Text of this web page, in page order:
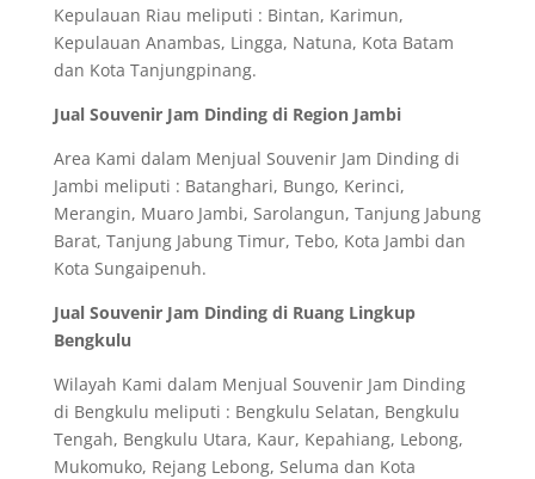
Kepulauan Riau meliputi : Bintan, Karimun,
Kepulauan Anambas, Lingga, Natuna, Kota Batam
dan Kota Tanjungpinang.
Jual Souvenir Jam Dinding di Region Jambi
Area Kami dalam Menjual Souvenir Jam Dinding di
Jambi meliputi : Batanghari, Bungo, Kerinci,
Merangin, Muaro Jambi, Sarolangun, Tanjung Jabung
Barat, Tanjung Jabung Timur, Tebo, Kota Jambi dan
Kota Sungaipenuh.
Jual Souvenir Jam Dinding di Ruang Lingkup
Bengkulu
Wilayah Kami dalam Menjual Souvenir Jam Dinding
di Bengkulu meliputi : Bengkulu Selatan, Bengkulu
Tengah, Bengkulu Utara, Kaur, Kepahiang, Lebong,
Mukomuko, Rejang Lebong, Seluma dan Kota